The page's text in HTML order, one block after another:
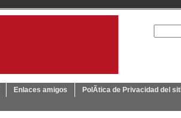
Enlaces amigos PolÃ­tica de Privacidad del